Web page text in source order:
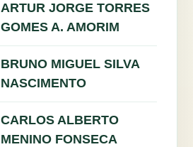
ARTUR JORGE TORRES
GOMES A. AMORIM
BRUNO MIGUEL SILVA
NASCIMENTO
CARLOS ALBERTO
MENINO FONSECA